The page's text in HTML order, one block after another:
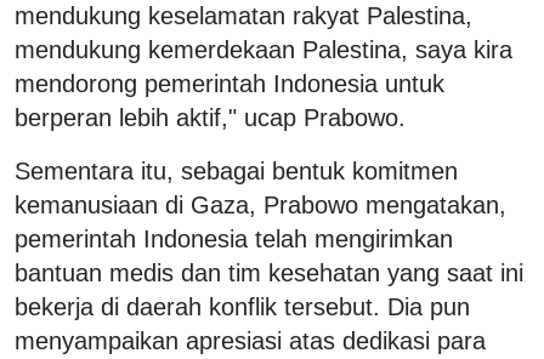
mendukung keselamatan rakyat Palestina,
mendukung kemerdekaan Palestina, saya kira
mendorong pemerintah Indonesia untuk
berperan lebih aktif," ucap Prabowo.
Sementara itu, sebagai bentuk komitmen
kemanusiaan di Gaza, Prabowo mengatakan,
pemerintah Indonesia telah mengirimkan
bantuan medis dan tim kesehatan yang saat ini
bekerja di daerah konflik tersebut. Dia pun
menyampaikan apresiasi atas dedikasi para